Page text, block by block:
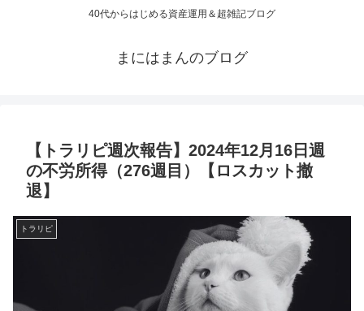
40代からはじめる資産運用＆超雑記ブログ
まにはまんのブログ
【トラリピ週次報告】2024年12月16日週
の不労所得（276週目）【ロスカット撤
退】
トラリピ